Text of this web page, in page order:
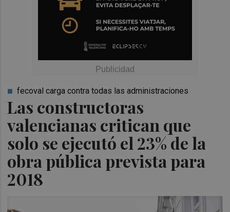
Las constructoras
valencianas critican que
solo se ejecutó el 23% de la
obra pública prevista para
2018
fecoval carga contra todas las administraciones